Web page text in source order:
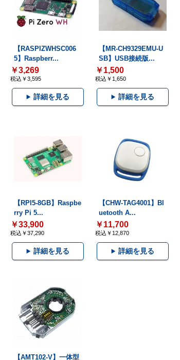
【RASPIZWHSC006
5】Raspberr...
￥3,269
税込￥3,595
詳細を見る
【MR-CH9329EMU-U
SB】USB接続版...
￥1,500
税込￥1,650
詳細を見る
【RPI5-8GB】Raspbe
rry Pi 5...
￥33,900
税込￥37,290
詳細を見る
【CHW-TAG4001】Bl
uetooth A...
￥11,700
税込￥12,870
詳細を見る
【AMT102-V】一体型